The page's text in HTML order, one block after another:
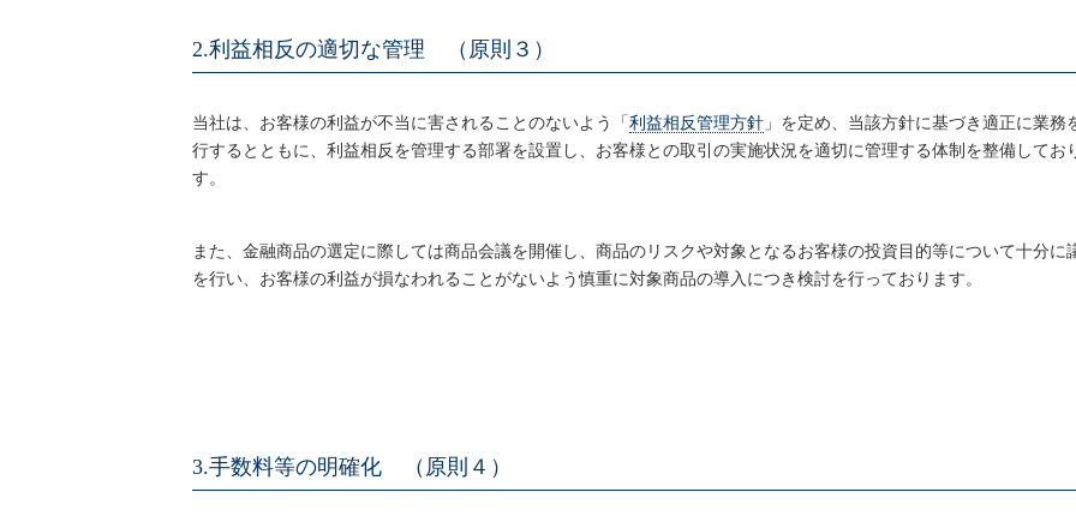
2.利益相反の適切な管理 （原則３）
当社は、お客様の利益が不当に害されることのないよう「利益相反管理方針 」を定め、当該方針に基づき適正に業務
行するとともに、利益相反を管理する部署を設置し、お客様との取引の実施状況を適切に管理する体制を整備してお
す。
また、金融商品の選定に際しては商品会議を開催し、商品のリスクや対象となるお客様の投資目的等について十分に
を行い、お客様の利益が損なわれることがないよう慎重に対象商品の導入につき検討を行っております。
3.手数料等の明確化 （原則４）